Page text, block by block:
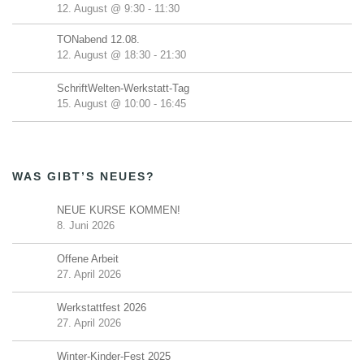
12. August @ 9:30 - 11:30
TONabend 12.08.
12. August @ 18:30 - 21:30
SchriftWelten-Werkstatt-Tag
15. August @ 10:00 - 16:45
WAS GIBT’S NEUES?
NEUE KURSE KOMMEN!
8. Juni 2026
Offene Arbeit
27. April 2026
Werkstattfest 2026
27. April 2026
Winter-Kinder-Fest 2025